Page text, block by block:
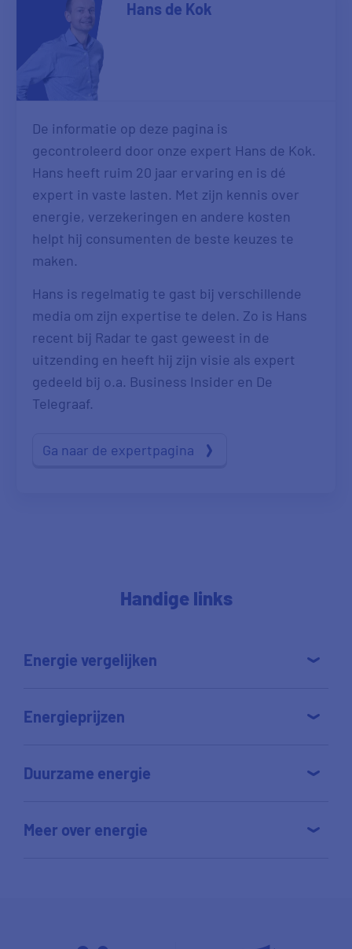
Hans de Kok
De informatie op deze pagina is
gecontroleerd door onze expert Hans de Kok.
Hans heeft ruim 20 jaar ervaring en is dé
expert in vaste lasten. Met zijn kennis over
energie, verzekeringen en andere kosten
helpt hij consumenten de beste keuzes te
maken.
Hans is regelmatig te gast bij verschillende
media om zijn expertise te delen. Zo is Hans
recent bij Radar te gast geweest in de
uitzending en heeft hij zijn visie als expert
gedeeld bij o.a. Business Insider en De
Telegraaf.
Ga naar de expertpagina
Handige links
Energie vergelijken
Energieprijzen
Duurzame energie
Meer over energie